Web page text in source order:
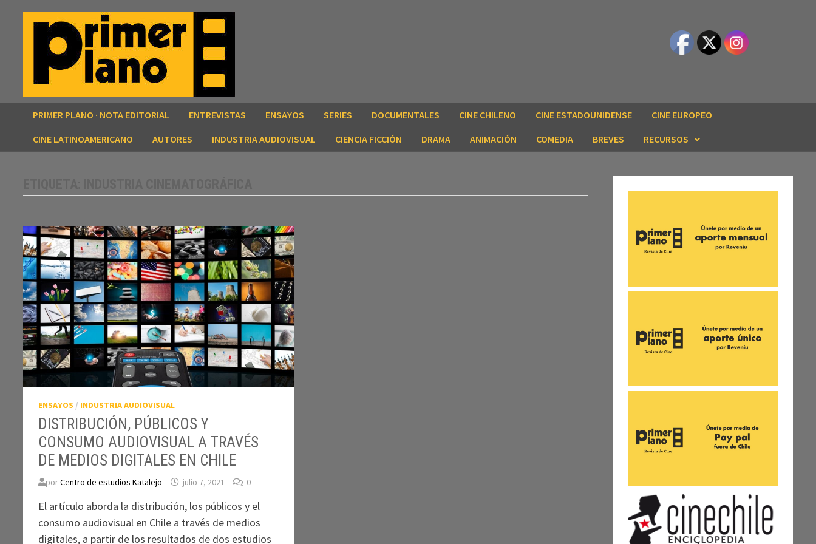
PRIMER PLANO · NOTA EDITORIAL ENTREVISTAS ENSAYOS SERIES DOCUMENTALES CINE CHILENO CINE ESTADOUNIDENSE
CINE EUROPEO
CINE LATINOAMERICANO
AUTORES INDUSTRIA AUDIOVISUAL CIENCIA FICCIÓN DRAMA ANIMACIÓN COMEDIA BREVES RECURSOS
ENSAYOS / INDUSTRIA AUDIOVISUAL
DISTRIBUCIÓN, PÚBLICOS Y
CONSUMO AUDIOVISUAL A TRAVÉS
DE MEDIOS DIGITALES EN CHILE
porCentro de estudios Katalejo julio 7, 2021 0
El artículo aborda la distribución, los públicos y el
consumo audiovisual en Chile a través de medios
digitales, a partir de los resultados de dos estudios